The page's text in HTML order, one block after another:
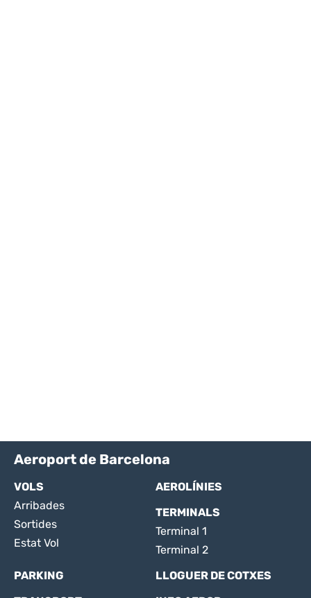
Aeroport de Barcelona
VOLS
Arribades
Sortides
Estat Vol
AEROLÍNIES
TERMINALS
Terminal 1
Terminal 2
PARKING
LLOGUER DE COTXES